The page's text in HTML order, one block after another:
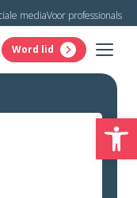
mediaVoor professionals
Word lid